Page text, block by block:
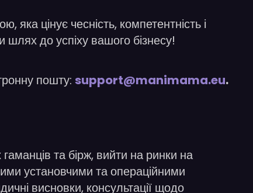
цінує чесність, компетентність і
шлях до успіху вашого бізнесу!
пошту: support@manimama.eu.
та бірж, вийти на ринки на
установчими та операційними
висновки, консультації щодо